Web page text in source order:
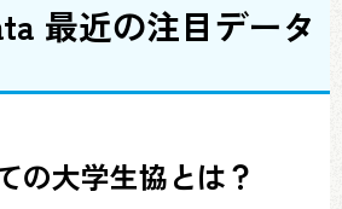
最近の注目データ
の大学生協とは？